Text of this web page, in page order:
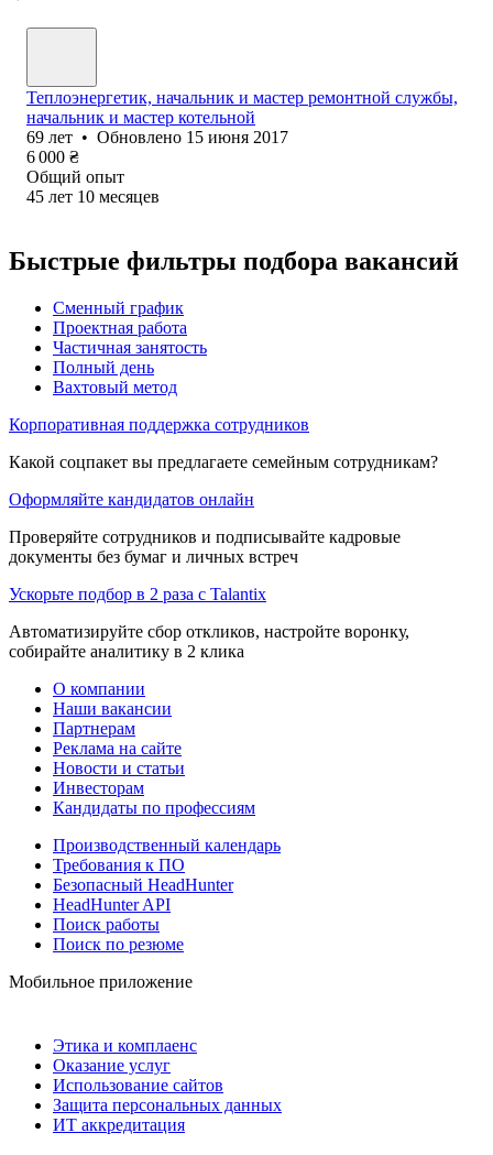
Теплоэнергетик, начальник и мастер ремонтной службы,
начальник и мастер котельной
69 лет • Обновлено 15 июня 2017
6 000 ₴
Общий опыт
45 лет 10 месяцев
Быстрые фильтры подбора вакансий
Сменный график
Проектная работа
Частичная занятость
Полный день
Вахтовый метод
Корпоративная поддержка сотрудников
Какой соцпакет вы предлагаете семейным сотрудникам?
Оформляйте кандидатов онлайн
Проверяйте сотрудников и подписывайте кадровые
документы без бумаг и личных встреч
Ускорьте подбор в 2 раза с Talantix
Автоматизируйте сбор откликов, настройте воронку,
собирайте аналитику в 2 клика
О компании
Наши вакансии
Партнерам
Реклама на сайте
Новости и статьи
Инвесторам
Кандидаты по профессиям
Производственный календарь
Требования к ПО
Безопасный HeadHunter
HeadHunter API
Поиск работы
Поиск по резюме
Мобильное приложение
Этика и комплаенс
Оказание услуг
Использование сайтов
Защита персональных данных
ИТ аккредитация